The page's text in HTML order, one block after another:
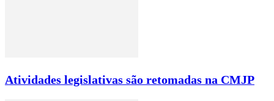
Atividades legislativas são retomadas na CMJP